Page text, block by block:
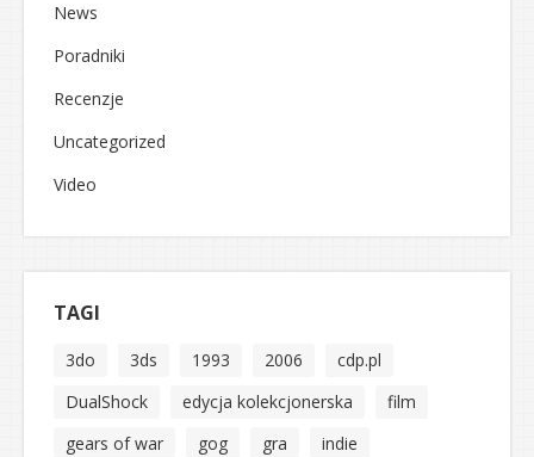
News
Poradniki
Recenzje
Uncategorized
Video
TAGI
3do 3ds 1993 2006
cdp.pl
DualShock
edycja kolekcjonerska
film
gears of war
gog gra
indie